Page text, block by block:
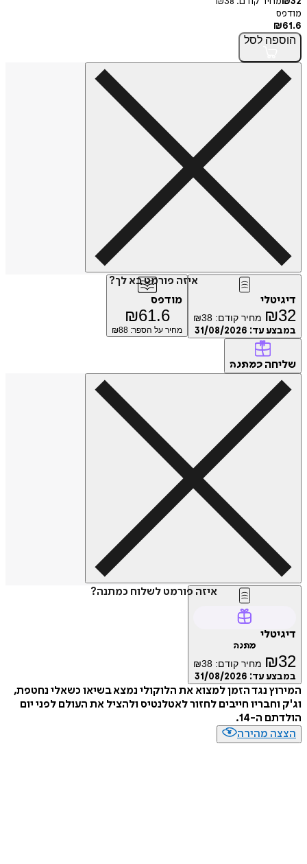
מודפס
₪61.6
הוספה לסל
איזה פורמט בא לך?
דיגיטלי
₪32 מחיר קודם: ₪38
במבצע עד: 31/08/2026
מודפס
₪61.6
מחיר על הספר: ₪ 88
שליחה כמתנה
איזה פורמט לשלוח כמתנה?
דיגיטלי
מתנה
₪32 מחיר קודם: ₪38
במבצע עד: 31/08/2026
המירוץ נגד הזמן למצוא את הלוקולי נמצא בשיאו כשאלי נחטפת,
וג'ק וחבריו חייבים לחזור לאטלנטיס ולהציל את העולם לפני יום
הולדתם ה-14.
הצצה מהירה